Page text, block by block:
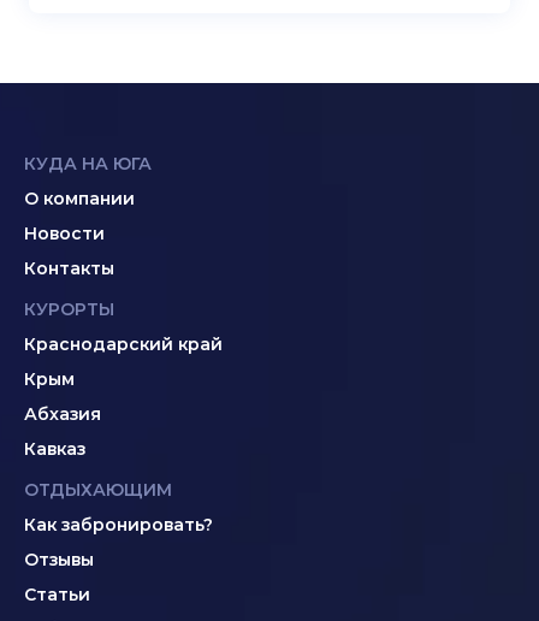
КУДА НА ЮГА
О компании
Новости
Контакты
КУРОРТЫ
Краснодарский край
Крым
Абхазия
Кавказ
ОТДЫХАЮЩИМ
Как забронировать?
Отзывы
Статьи